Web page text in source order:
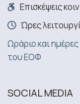
Επισκέψεις
Ώρες
Ωράριο και
του ΕΟΦ
SOCIAL MEDIA